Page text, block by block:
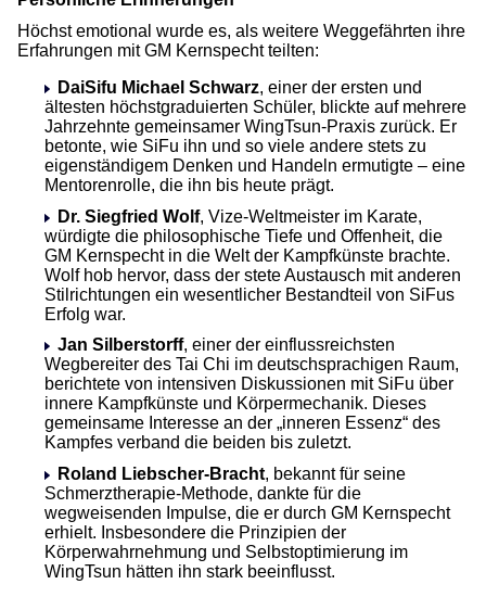
Höchst emotional wurde es, als weitere Weggefährten ihre
Erfahrungen mit GM Kernspecht teilten:
DaiSifu Michael Schwarz, einer der ersten und
ältesten höchstgraduierten Schüler, blickte auf mehrere
Jahrzehnte gemeinsamer WingTsun-Praxis zurück. Er
betonte, wie SiFu ihn und so viele andere stets zu
eigenständigem Denken und Handeln ermutigte – eine
Mentorenrolle, die ihn bis heute prägt.
Dr. Siegfried Wolf, Vize-Weltmeister im Karate,
würdigte die philosophische Tiefe und Offenheit, die
GM Kernspecht in die Welt der Kampfkünste brachte.
Wolf hob hervor, dass der stete Austausch mit anderen
Stilrichtungen ein wesentlicher Bestandteil von SiFus
Erfolg war.
Jan Silberstorff, einer der einflussreichsten
Wegbereiter des Tai Chi im deutschsprachigen Raum,
berichtete von intensiven Diskussionen mit SiFu über
innere Kampfkünste und Körpermechanik. Dieses
gemeinsame Interesse an der „inneren Essenz“ des
Kampfes verband die beiden bis zuletzt.
Roland Liebscher-Bracht, bekannt für seine
Schmerztherapie-Methode, dankte für die
wegweisenden Impulse, die er durch GM Kernspecht
erhielt. Insbesondere die Prinzipien der
Körperwahrnehmung und Selbstoptimierung im
WingTsun hätten ihn stark beeinflusst.